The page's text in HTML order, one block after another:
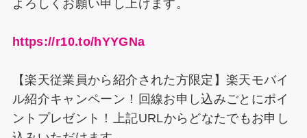
よろしくお願い申し上げます。
https://r10.to/hYYGNa
【楽天従業員から紹介された方限定】楽天モバイ
ル紹介キャンペーン！回線お申し込みごとにポイ
ントプレゼント！上記URLからどなたでもお申し